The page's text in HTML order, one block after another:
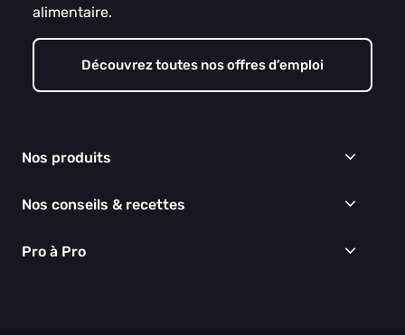
alimentaire.
Découvrez toutes nos offres d’emploi
Nos produits
Épicerie
Boissons
Nos conseils & recettes
Recettes
Pro à Pro